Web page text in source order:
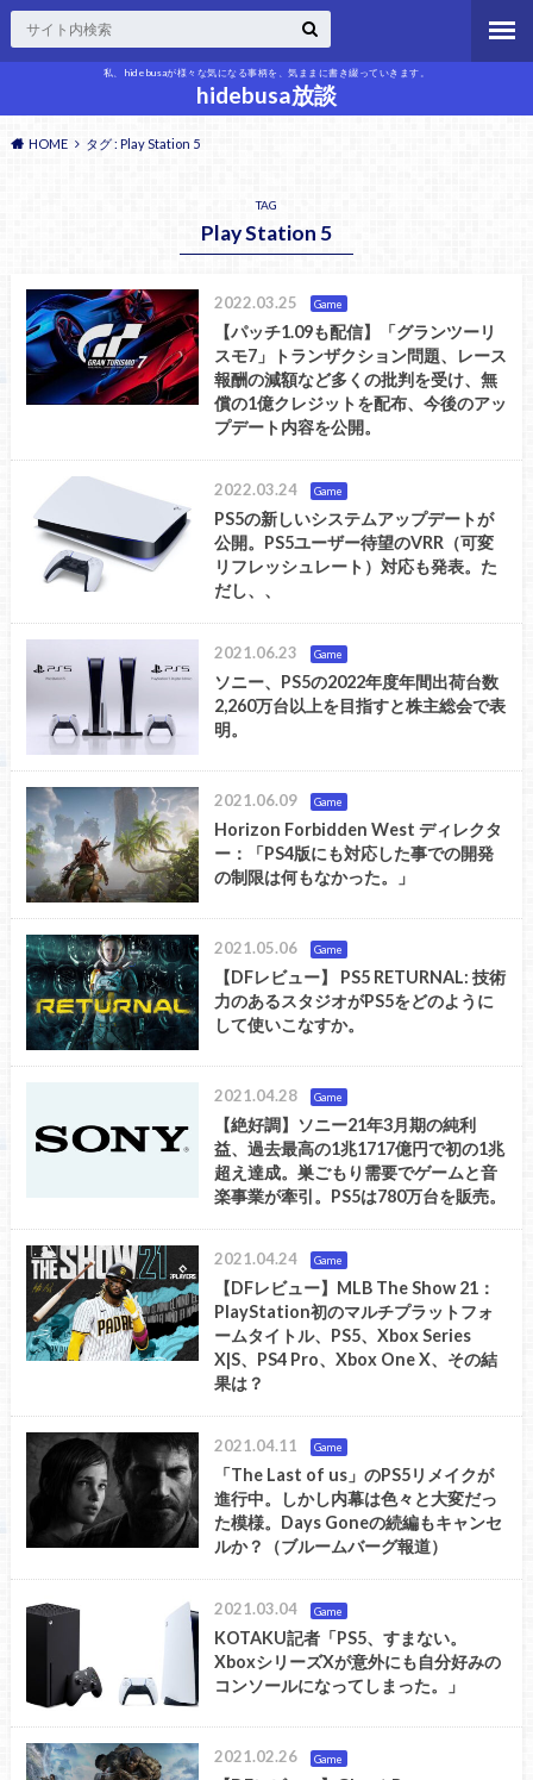
私、hidebusaが様々な気になる事柄を、気ままに書き綴っていきます。
hidebusa放談
HOME タグ : Play Station 5
TAG
Play Station 5
2022.03.25 Game
【パッチ1.09も配信】「グランツーリ
スモ7」トランザクション問題、レース
報酬の減額など多くの批判を受け、無
償の1億クレジットを配布、今後のアッ
プデート内容を公開。
2022.03.24 Game
PS5の新しいシステムアップデートが
公開。PS5ユーザー待望のVRR（可変
リフレッシュレート）対応も発表。た
だし、、
2021.06.23 Game
ソニー、PS5の2022年度年間出荷台数
2,260万台以上を目指すと株主総会で表
明。
2021.06.09 Game
Horizon Forbidden West ディレクタ
ー：「PS4版にも対応した事での開発
の制限は何もなかった。」
2021.05.06 Game
【DFレビュー】 PS5 RETURNAL: 技術
力のあるスタジオがPS5をどのように
して使いこなすか。
2021.04.28 Game
【絶好調】ソニー21年3月期の純利
益、過去最高の1兆1717億円で初の1兆
超え達成。巣ごもり需要でゲームと音
楽事業が牽引。PS5は780万台を販売。
2021.04.24 Game
【DFレビュー】MLB The Show 21：
PlayStation初のマルチプラットフォ
ームタイトル、PS5、Xbox Series
X|S、PS4 Pro、Xbox One X、その結
果は？
2021.04.11 Game
「The Last of us」のPS5リメイクが
進行中。しかし内幕は色々と大変だっ
た模様。Days Goneの続編もキャンセ
ルか？（ブルームバーグ報道）
2021.03.04 Game
KOTAKU記者「PS5、すまない。
XboxシリーズXが意外にも自分好みの
コンソールになってしまった。」
2021.02.26 Game